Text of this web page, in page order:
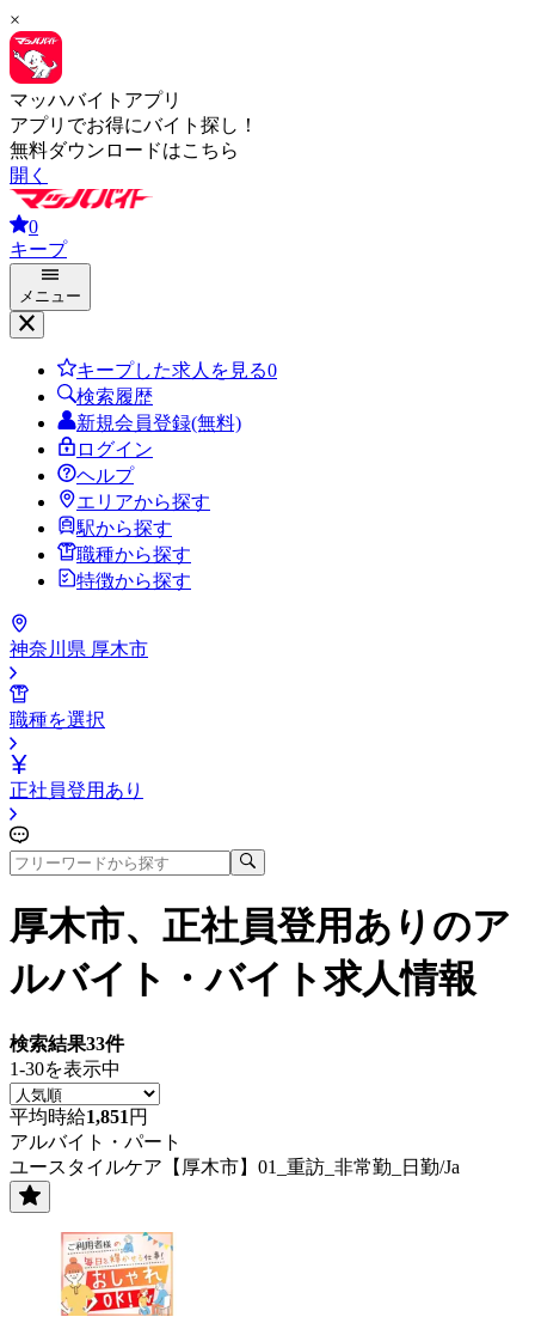
×
マッハバイトアプリ
アプリでお得にバイト探し！
無料ダウンロードはこちら
開く
0
キープ
メニュー
キープした求人を見る0
検索履歴
新規会員登録(無料)
ログイン
ヘルプ
エリアから探す
駅から探す
職種から探す
特徴から探す
神奈川県 厚木市
職種を選択
正社員登用あり
厚木市、正社員登用あり のア
ルバイト・バイト求人情報
検索結果33件
1-30を表示中
平均時給1,851 円
アルバイト・パート
ユースタイルケア【厚木市】01_重訪_非常勤_日勤/Ja